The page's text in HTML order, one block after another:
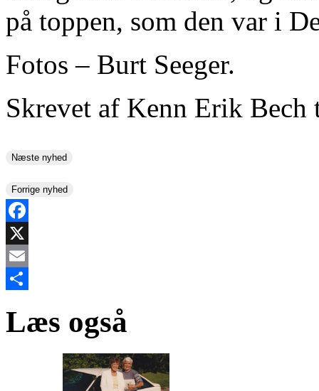
på toppen, som den var i
Fotos – Burt Seeger.
Skrevet af Kenn Erik
Næste nyhed
Forrige nyhed
Facebook
X
Email
Læs også